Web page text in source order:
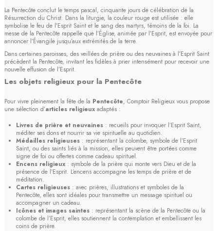
La Pentecôte conclut le temps pascal, cinquante jours de célébration de la
Résurrection du Christ. Dans la liturgie, la couleur rouge est utilisée : elle
symbolise le feu de l’Esprit Saint et le sang des martyrs, témoins de la foi. La
messe de la Pentecôte rappelle que l’Église, animée par l’Esprit, est envoyée pour
annoncer l’Évangile jusqu’aux extrémités de la terre.
Dans certaines paroisses, des veillées de prière ou des neuvaines à l’Esprit Saint
précèdent la Pentecôte, invitant les fidèles à prier intensément pour recevoir une
nouvelle effusion de l’Esprit.
Les objets religieux pour la Pentecôte
Pour vivre pleinement la fête de la Pentecôte, Comptoir Religieux vous propose
une sélection d’articles religieux adaptés :
Livres de prière et neuvaines : recueils pour invoquer l’Esprit Saint,
méditer ses dons et nourrir sa vie spirituelle au quotidien.
Médailles religieuses : représentant la colombe, symbole de l’Esprit
Saint, ou des saints liés à la mission, elles peuvent être portées comme
signe de foi ou offertes comme cadeau spirituel.
Encens religieux : symbole de la prière qui monte vers Dieu et de la
présence de l’Esprit. L’encens accompagne les temps de prière et de
méditation.
Cartes religieuses : avec prières, illustrations et symboles de la
Pentecôte, elles sont idéales pour transmettre un message spirituel ou
accompagner un cadeau.
Icônes et images saintes : représentant la scène de la Pentecôte ou la
colombe de l’Esprit, elles soutiennent la contemplation et embellissent les
coins de prière.